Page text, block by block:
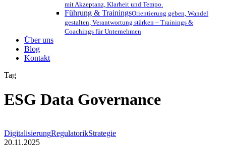
mit Akzeptanz, Klarheit und Tempo.
Führung & TrainingsOrientierung geben, Wandel
gestalten, Verantwortung stärken – Trainings &
Coachings für Unternehmen
Über uns
Blog
Kontakt
Tag
ESG Data Governance
ESG-
Software
DigitalisierungRegulatorikStrategie
20.11.2025